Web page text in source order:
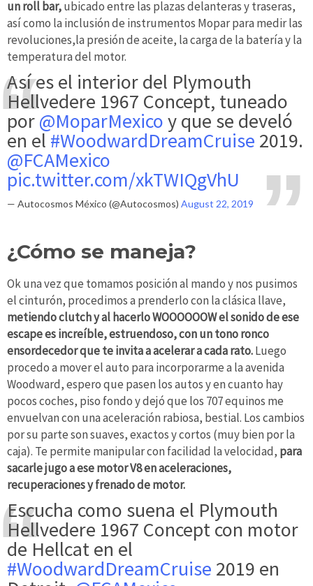
un roll bar,ubicado entre las plazas delanteras y traseras,
así como la inclusión de instrumentos Mopar para medir las
revoluciones,la presión de aceite, la carga de la batería y la
temperatura del motor.
Así es el interior del Plymouth
Hellvedere 1967 Concept, tuneado
por@MoparMexicoy que se develó
en el #WoodwardDreamCruise 2019.
@FCAMexico
pic.twitter.com/xkTWIQgVhU
— Autocosmos México (@Autocosmos) August 22, 2019
¿Cómo se maneja?
Ok una vez que tomamos posición al mando y nos pusimos
el cinturón, procedimos a prenderlo con la clásica llave,
metiendo clutch y al hacerlo WOOOOOOW el sonido de ese
escape es increíble, estruendoso, con un tono ronco
ensordecedor que te invita a acelerar a cada rato.Luego
procedo a mover el auto para incorporarme a la avenida
Woodward, espero que pasen los autos y en cuanto hay
pocos coches, piso fondo y dejó que los 707 equinos me
envuelvan con una aceleración rabiosa, bestial. Los cambios
por su parte son suaves, exactos y cortos (muy bien por la
caja). Te permite manipular con facilidad la velocidad, para
sacarle jugo a ese motor V8 en aceleraciones,
recuperaciones y frenado de motor.
Escucha como suena el Plymouth
Hellvedere 1967 Concept con motor
de Hellcat en el
#WoodwardDreamCruise 2019 en